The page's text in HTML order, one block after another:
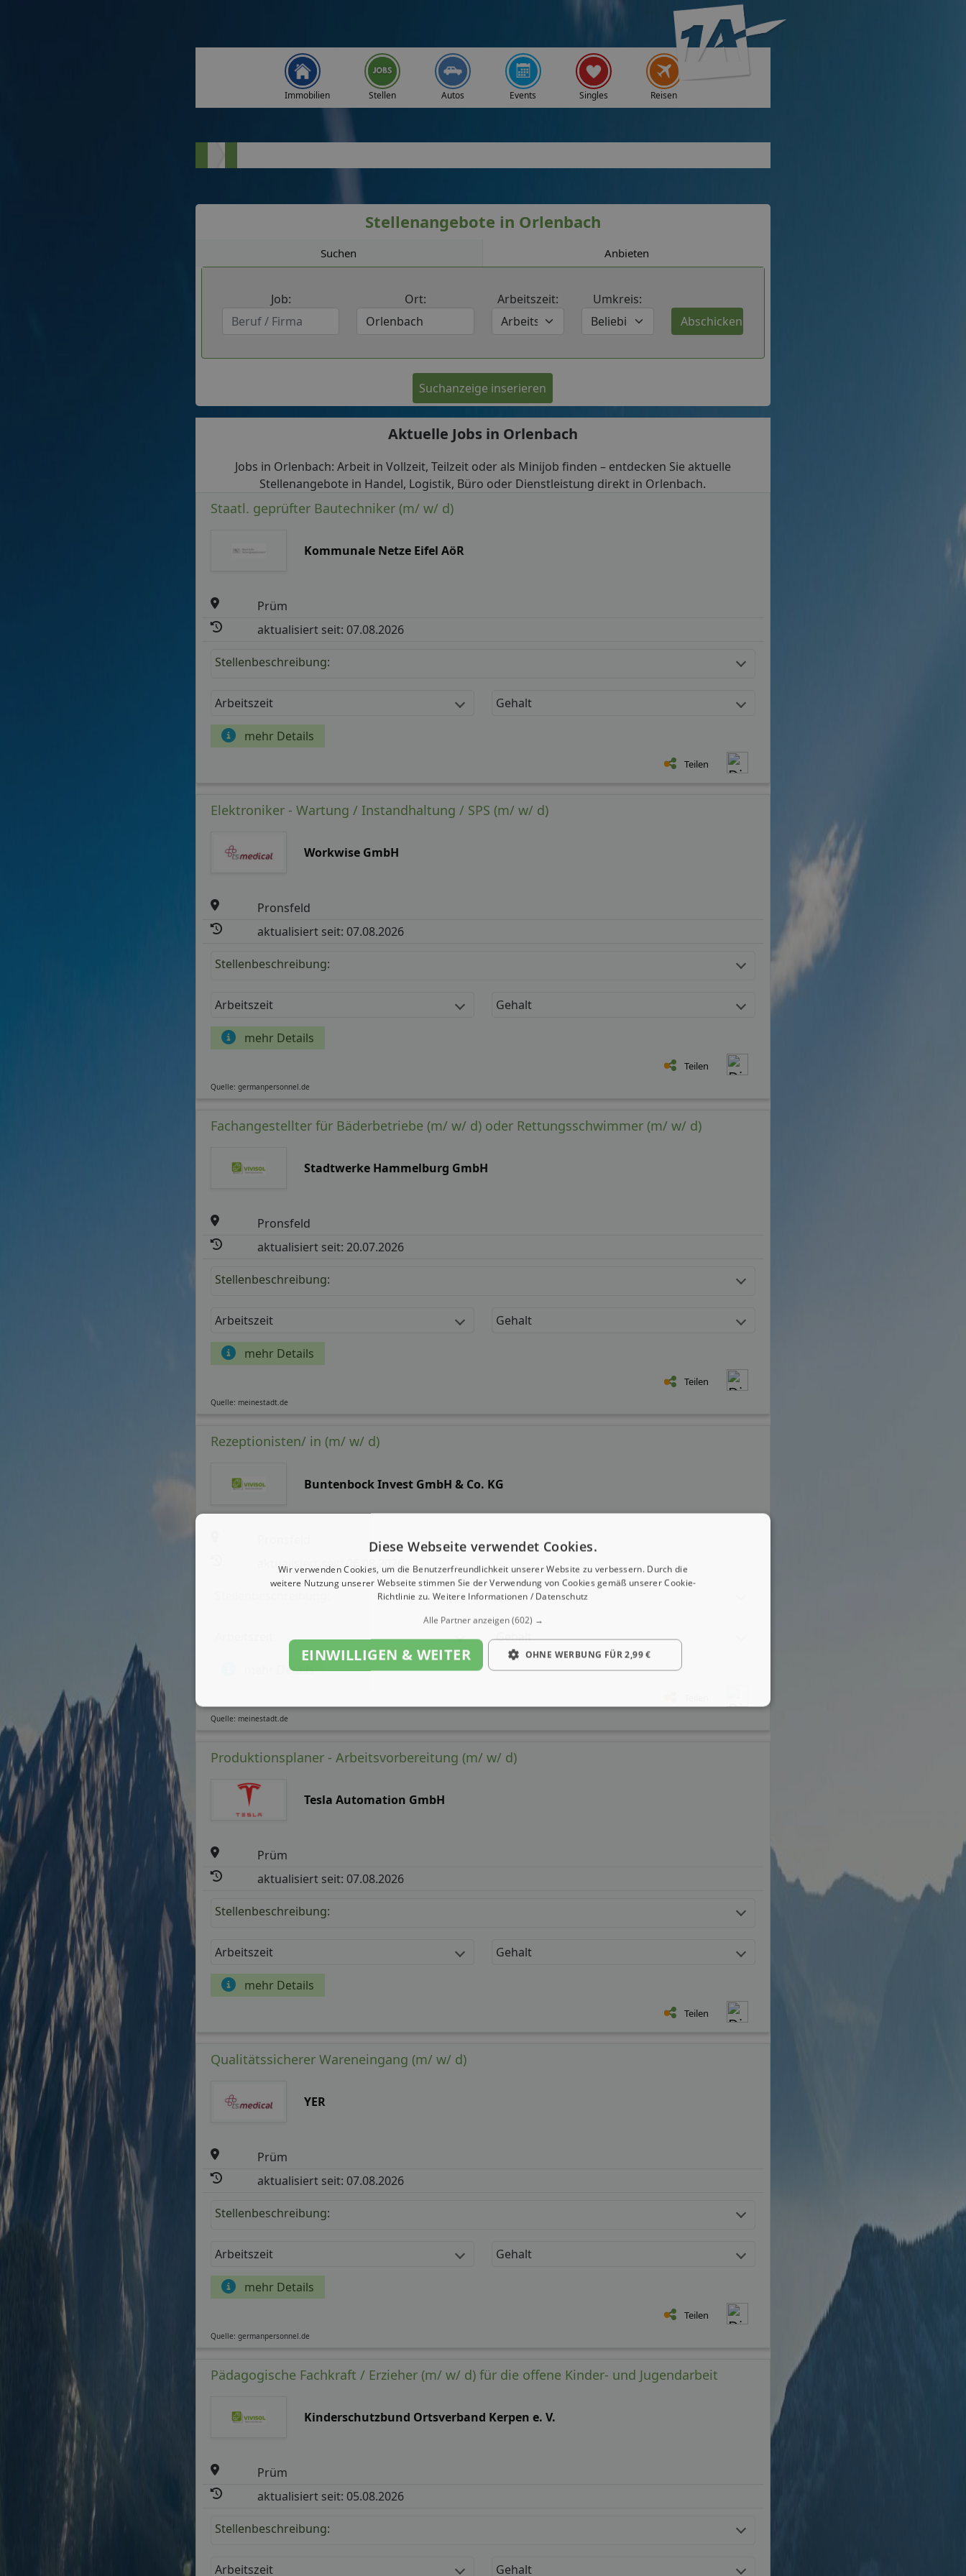
Immobilien Stellen Autos Events Singles Reisen
Stellenangebote in Orlenbach
Suchen Anbieten
Job: Ort: Arbeitszeit: Umkreis:
Suchanzeige inserieren
Aktuelle Jobs in Orlenbach
Jobs in Orlenbach: Arbeit in Vollzeit, Teilzeit oder als Minijob finden – entdecken Sie aktuelle
Stellenangebote in Handel, Logistik, Büro oder Dienstleistung direkt in Orlenbach.
Staatl. geprüfter Bautechniker (m/ w/ d)
Kommunale Netze Eifel AöR
Prüm
aktualisiert seit: 07.08.2026
Stellenbeschreibung:
Arbeitszeit Gehalt
mehr Details
Teilen
Elektroniker - Wartung / Instandhaltung / SPS (m/ w/ d)
Workwise GmbH
Pronsfeld
aktualisiert seit: 07.08.2026
Stellenbeschreibung:
Arbeitszeit Gehalt
mehr Details
Teilen
Quelle: germanpersonnel.de
Fachangestellter für Bäderbetriebe (m/ w/ d) oder Rettungsschwimmer (m/ w/ d)
Stadtwerke Hammelburg GmbH
Pronsfeld
aktualisiert seit: 20.07.2026
Stellenbeschreibung:
Arbeitszeit Gehalt
mehr Details
Teilen
Quelle: meinestadt.de
Rezeptionisten/ in (m/ w/ d)
Buntenbock Invest GmbH & Co. KG
aktualisiert seit: 06.08.2026
Gehalt
mehr Details
Quelle: meinestadt.de
Produktionsplaner - Arbeitsvorbereitung (m/ w/ d)
Tesla Automation GmbH
Prüm
aktualisiert seit: 07.08.2026
Stellenbeschreibung:
Arbeitszeit Gehalt
mehr Details
Teilen
Qualitätssicherer Wareneingang (m/ w/ d)
YER
Prüm
aktualisiert seit: 07.08.2026
Stellenbeschreibung:
Arbeitszeit Gehalt
mehr Details
Teilen
Quelle: germanpersonnel.de
Pädagogische Fachkraft / Erzieher (m/ w/ d) für die offene Kinder- und Jugendarbeit
Kinderschutzbund Ortsverband Kerpen e. V.
Prüm
aktualisiert seit: 05.08.2026
Stellenbeschreibung:
Arbeitszeit Gehalt
Diese Webseite verwendet Cookies.
Wir verwenden Cookies, um die Benutzerfreundlichkeit unserer Website zu verbessern. Durch die
weitere Nutzung unserer Webseite stimmen Sie der Verwendung von Cookies gemäß unserer Cookie-
Richtlinie zu. Weitere Informationen / Datenschutz
Alle Partner anzeigen(602) →
EINWILLIGEN & WEITER OHNE WERBUNG FÜR 2,99 €